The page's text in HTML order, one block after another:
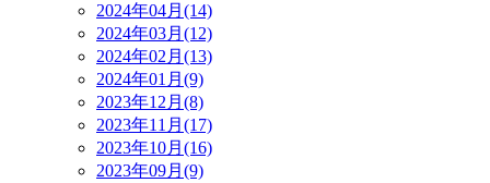
2024年04月(14)
2024年03月(12)
2024年02月(13)
2024年01月(9)
2023年12月(8)
2023年11月(17)
2023年10月(16)
2023年09月(9)